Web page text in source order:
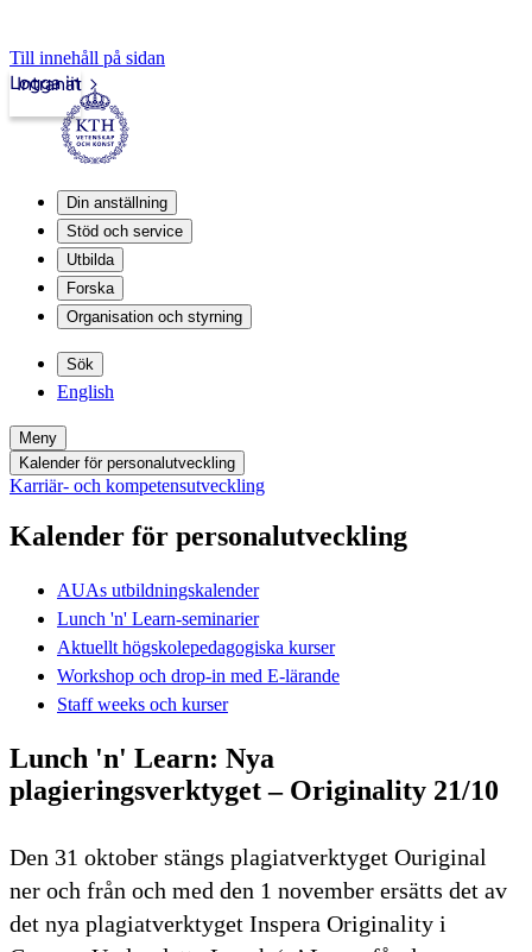
Till innehåll på sidan
Intranät
Logga in
Din anställning
Stöd och service
Utbilda
Forska
Organisation och styrning
Sök
English
Meny
Kalender för personalutveckling
Karriär- och kompetensutveckling
Kalender för personalutveckling
AUAs utbildningskalender
Lunch 'n' Learn-seminarier
Aktuellt högskolepedagogiska kurser
Workshop och drop-in med E-lärande
Staff weeks och kurser
Lunch 'n' Learn: Nya
plagieringsverktyget – Originality 21/10
Den 31 oktober stängs plagiatverktyget Ouriginal
ner och från och med den 1 november ersätts det av
det nya plagiatverktyget Inspera Originality i